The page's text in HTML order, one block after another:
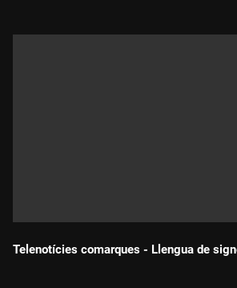
Telenotícies comarques - Llengua de